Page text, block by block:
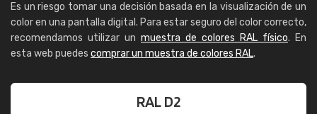
Es un riesgo tomar una decisión basada en la visualización de un
color en una pantalla digital. Para estar seguro del color correcto,
recomendamos utilizar un muestra de colores RAL físico. En
esta web puedes comprar un muestra de colores RAL.
RAL D2